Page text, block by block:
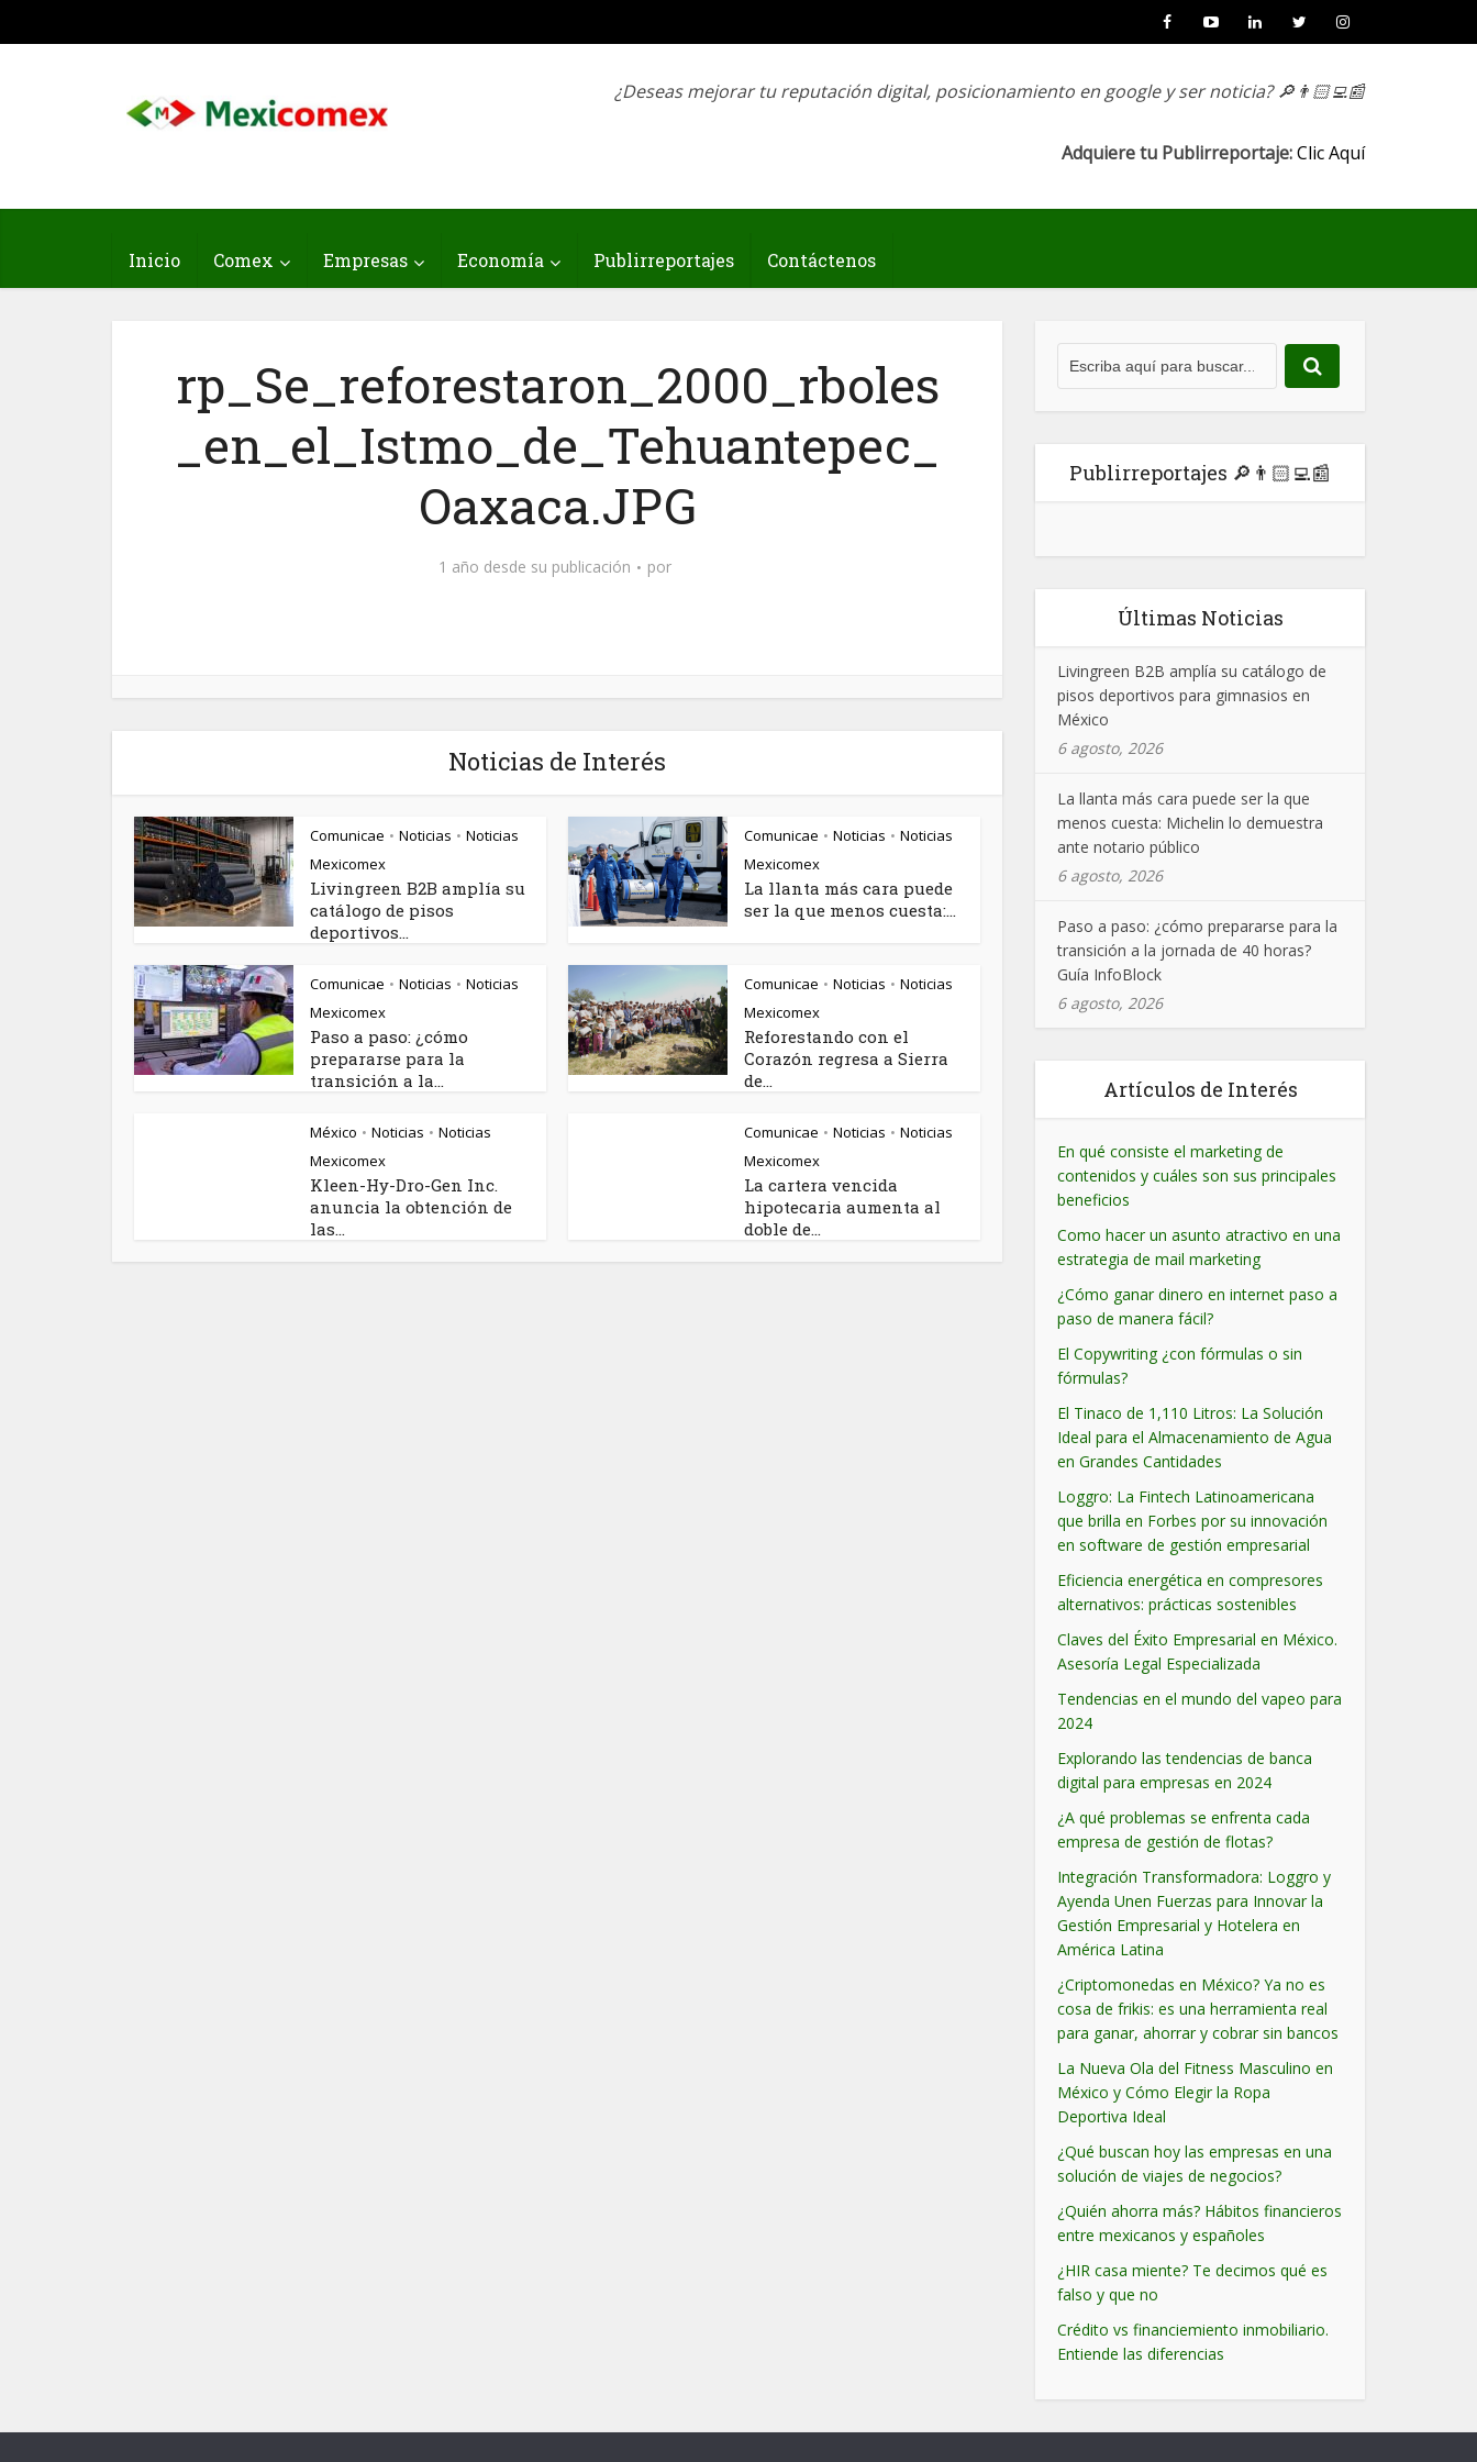
¿Deseas mejorar tu reputación digital, posicionamiento en google y ser noticia?🔎👨🏻‍💻📰
Adquiere tu Publirreportaje:Clic Aquí
Inicio Comex Empresas Economía Publirreportajes Contáctenos
rp_Se_reforestaron_2000_rboles
_en_el_Istmo_de_Tehuantepec_
Oaxaca.JPG
1 año desde su publicación por
Noticias de Interés
Comunicae • Noticias • Noticias
Mexicomex
Livingreen B2B amplía su
catálogo de pisos
deportivos...
Comunicae • Noticias • Noticias
Mexicomex
La llanta más cara puede
ser la que menos cuesta:...
Comunicae • Noticias • Noticias
Mexicomex
Paso a paso: ¿cómo
prepararse para la
transición a la...
Comunicae • Noticias • Noticias
Mexicomex
Reforestando con el
Corazón regresa a Sierra
de...
México • Noticias • Noticias
Mexicomex
Kleen-Hy-Dro-Gen Inc.
anuncia la obtención de
las...
Comunicae • Noticias • Noticias
Mexicomex
La cartera vencida
hipotecaria aumenta al
doble de...
Publirreportajes 🔎👨🏻‍💻📰
Últimas Noticias
Livingreen B2B amplía su catálogo de
pisos deportivos para gimnasios en
México
6 agosto, 2026
La llanta más cara puede ser la que
menos cuesta: Michelin lo demuestra
ante notario público
6 agosto, 2026
Paso a paso: ¿cómo prepararse para la
transición a la jornada de 40 horas?
Guía InfoBlock
6 agosto, 2026
Artículos de Interés
En qué consiste el marketing de
contenidos y cuáles son sus principales
beneficios
Como hacer un asunto atractivo en una
estrategia de mail marketing
¿Cómo ganar dinero en internet paso a
paso de manera fácil?
El Copywriting ¿con fórmulas o sin
fórmulas?
El Tinaco de 1,110 Litros: La Solución
Ideal para el Almacenamiento de Agua
en Grandes Cantidades
Loggro: La Fintech Latinoamericana
que brilla en Forbes por su innovación
en software de gestión empresarial
Eficiencia energética en compresores
alternativos: prácticas sostenibles
Claves del Éxito Empresarial en México.
Asesoría Legal Especializada
Tendencias en el mundo del vapeo para
2024
Explorando las tendencias de banca
digital para empresas en 2024
¿A qué problemas se enfrenta cada
empresa de gestión de flotas?
Integración Transformadora: Loggro y
Ayenda Unen Fuerzas para Innovar la
Gestión Empresarial y Hotelera en
América Latina
¿Criptomonedas en México? Ya no es
cosa de frikis: es una herramienta real
para ganar, ahorrar y cobrar sin bancos
La Nueva Ola del Fitness Masculino en
México y Cómo Elegir la Ropa
Deportiva Ideal
¿Qué buscan hoy las empresas en una
solución de viajes de negocios?
¿Quién ahorra más? Hábitos financieros
entre mexicanos y españoles
¿HIR casa miente? Te decimos qué es
falso y que no
Crédito vs financiemiento inmobiliario.
Entiende las diferencias